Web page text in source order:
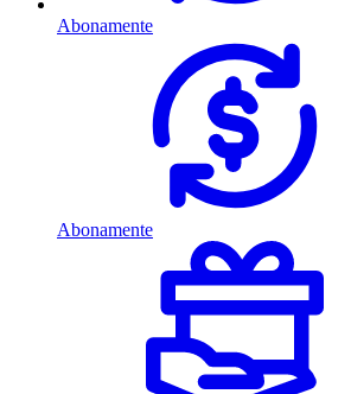
Abonamente
Abonamente